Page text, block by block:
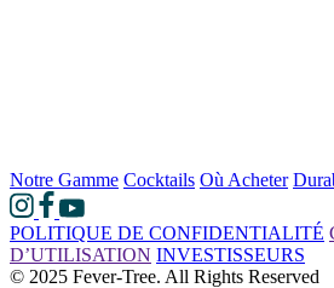
Notre Gamme Cocktails Où Acheter
POLITIQUE DE CONFIDENTIALITÉ
D’UTILISATION INVESTISSEURS
© 2025 Fever-Tree. All Rights Reserved